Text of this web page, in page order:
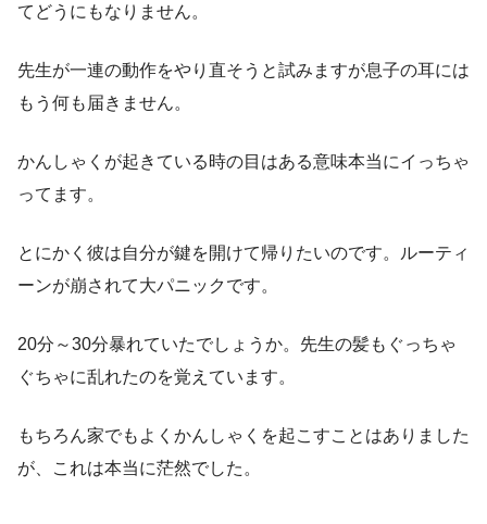
てどうにもなりません。
先生が一連の動作をやり直そうと試みますが息子の耳には
もう何も届きません。
かんしゃくが起きている時の目はある意味本当にイっちゃ
ってます。
とにかく彼は自分が鍵を開けて帰りたいのです。ルーティ
ーンが崩されて大パニックです。
20分～30分暴れていたでしょうか。先生の髪もぐっちゃ
ぐちゃに乱れたのを覚えています。
もちろん家でもよくかんしゃくを起こすことはありました
が、これは本当に茫然でした。